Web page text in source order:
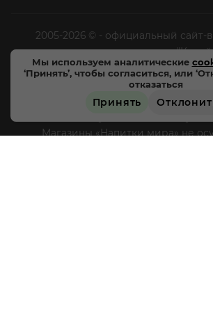
Мы используем аналитические
‘Принять’, чтобы согласиться, или
отказаться
Принять
2005-2026 © - официальный сайт-
специализированных напитков
Мира". Все права
Цены, характеристики и внешний
Магазины «Напитки мира» не